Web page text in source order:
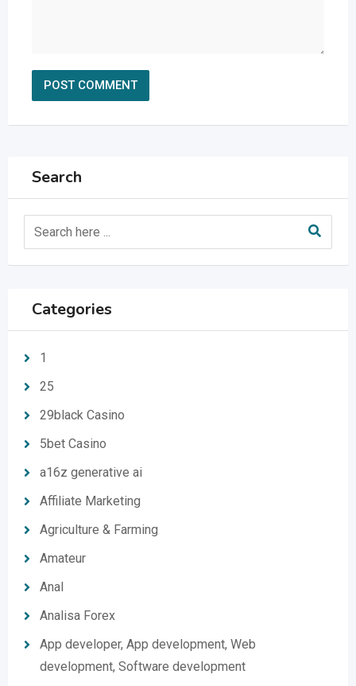
Search
Categories
1
25
29black Casino
5bet Casino
a16z generative ai
Affiliate Marketing
Agriculture & Farming
Amateur
Anal
Analisa Forex
App developer, App development, Web
development, Software development